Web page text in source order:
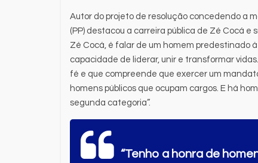
Autor do projeto de resolução concedendo a
(PP) destacou a carreira pública de Zé Cocá
Zé Cocá, é falar de um homem predestinado
capacidade de liderar, unir e transformar
fé e que compreende que exercer um
homens públicos que ocupam cargos. E há
segunda categoria”.
“Tenho a honra de